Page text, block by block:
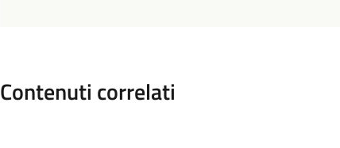
Contenuti correlati